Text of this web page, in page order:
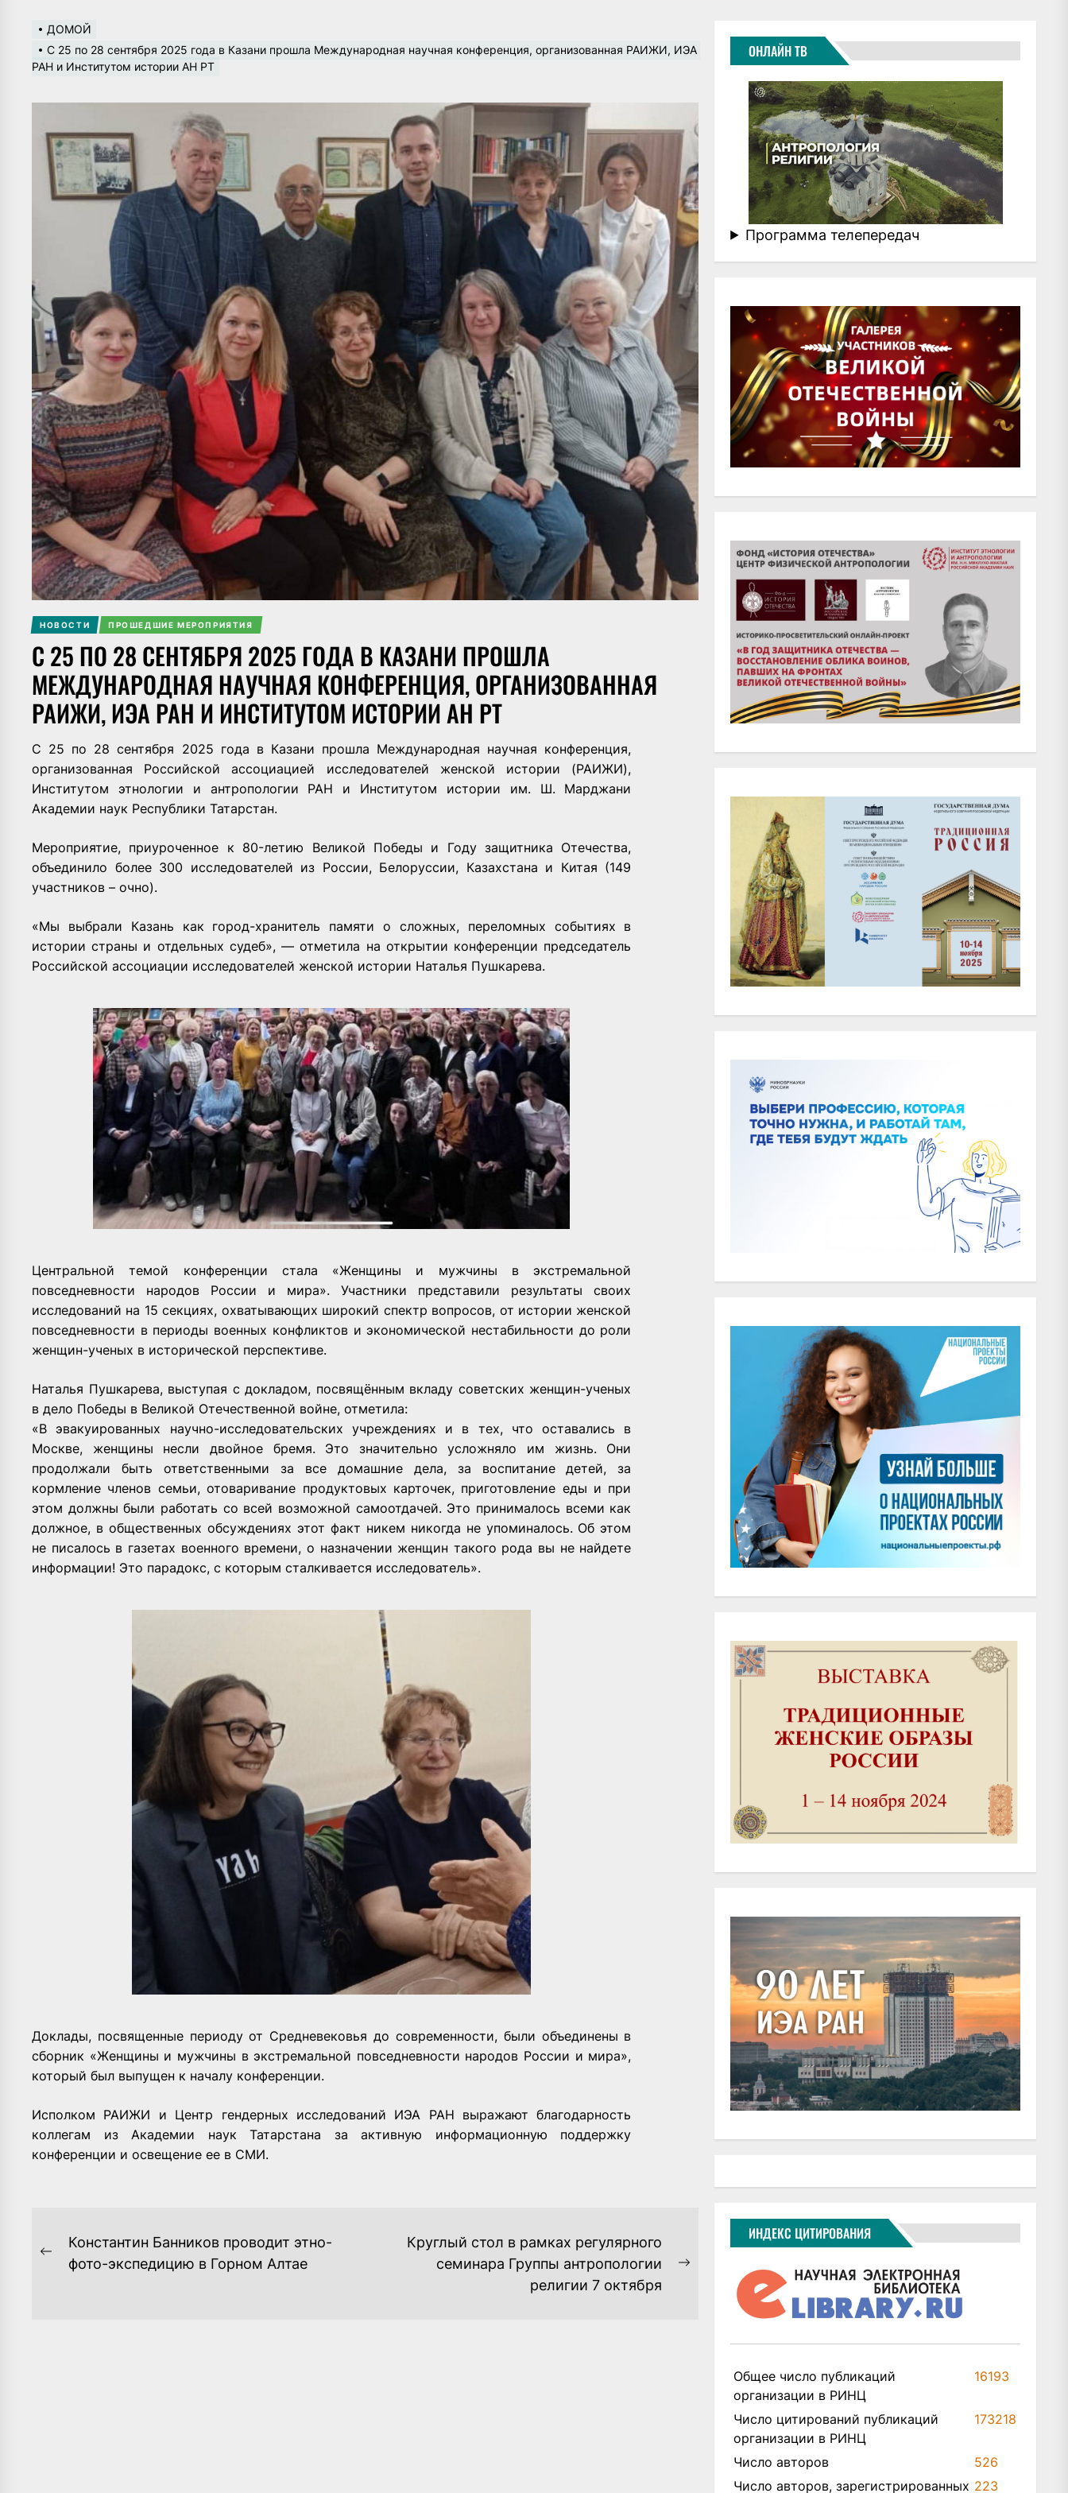
ДОМОЙ
С 25 по 28 сентября 2025 года в Казани прошла Международная научная конференция, организованная РАИЖИ, ИЭА
РАН и Институтом истории АН РТ
НОВОСТИ ПРОШЕДШИЕ МЕРОПРИЯТИЯ
С 25 ПО 28 СЕНТЯБРЯ 2025 ГОДА В КАЗАНИ ПРОШЛА
МЕЖДУНАРОДНАЯ НАУЧНАЯ КОНФЕРЕНЦИЯ, ОРГАНИЗОВАННАЯ
РАИЖИ, ИЭА РАН И ИНСТИТУТОМ ИСТОРИИ АН РТ
С 25 по 28 сентября 2025 года в Казани прошла Международная научная конференция,
организованная Российской ассоциацией исследователей женской истории (РАИЖИ),
Институтом этнологии и антропологии РАН и Институтом истории им. Ш. Марджани
Академии наук Республики Татарстан.
Мероприятие, приуроченное к 80-летию Великой Победы и Году защитника Отечества,
объединило более 300 исследователей из России, Белоруссии, Казахстана и Китая (149
участников – очно).
«Мы выбрали Казань как город-хранитель памяти о сложных, переломных событиях в
истории страны и отдельных судеб», — отметила на открытии конференции председатель
Российской ассоциации исследователей женской истории Наталья Пушкарева.
Центральной темой конференции стала «Женщины и мужчины в экстремальной
повседневности народов России и мира». Участники представили результаты своих
исследований на 15 секциях, охватывающих широкий спектр вопросов, от истории женской
повседневности в периоды военных конфликтов и экономической нестабильности до роли
женщин-ученых в исторической перспективе.
Наталья Пушкарева, выступая с докладом, посвящённым вкладу советских женщин-ученых
в дело Победы в Великой Отечественной войне, отметила:
«В эвакуированных научно-исследовательских учреждениях и в тех, что оставались в
Москве, женщины несли двойное бремя. Это значительно усложняло им жизнь. Они
продолжали быть ответственными за все домашние дела, за воспитание детей, за
кормление членов семьи, отоваривание продуктовых карточек, приготовление еды и при
этом должны были работать со всей возможной самоотдачей. Это принималось всеми как
должное, в общественных обсуждениях этот факт никем никогда не упоминалось. Об этом
не писалось в газетах военного времени, о назначении женщин такого рода вы не найдете
информации! Это парадокс, с которым сталкивается исследователь».
Доклады, посвященные периоду от Средневековья до современности, были объединены в
сборник «Женщины и мужчины в экстремальной повседневности народов России и мира»,
который был выпущен к началу конференции.
Исполком РАИЖИ и Центр гендерных исследований ИЭА РАН выражают благодарность
коллегам из Академии наук Татарстана за активную информационную поддержку
конференции и освещение ее в СМИ.
НАВИГАЦИЯ
Previous
Константин Банников проводит этно-
фото-экспедицию в Горном Алтае
Круглый стол в рамках регулярного
семинара Группы антропологии
религии 7 октября
ОНЛАЙН ТВ
Программа телепередач
ИНДЕКС ЦИТИРОВАНИЯ
Общее число публикаций
организации в РИНЦ
16193
Число цитирований публикаций
организации в РИНЦ
173218
Число авторов
526
Число авторов, зарегистрированных 223